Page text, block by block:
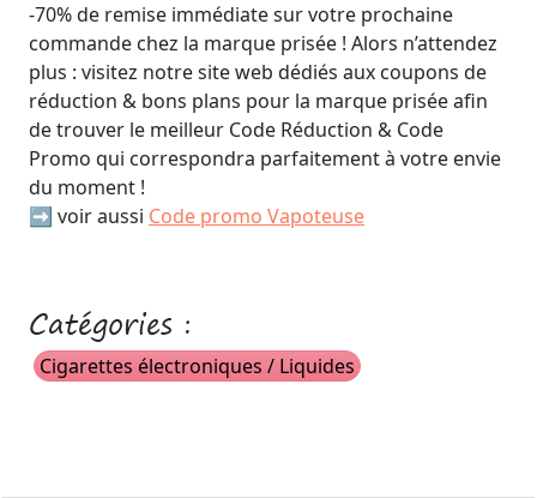
-70% de remise immédiate sur votre prochaine
commande chez la marque prisée ! Alors n’attendez
plus : visitez notre site web dédiés aux coupons de
réduction & bons plans pour la marque prisée afin
de trouver le meilleur Code Réduction & Code
Promo qui correspondra parfaitement à votre envie
du moment !
➡️ voir aussi Code promo Vapoteuse
Catégories :
Cigarettes électroniques / Liquides